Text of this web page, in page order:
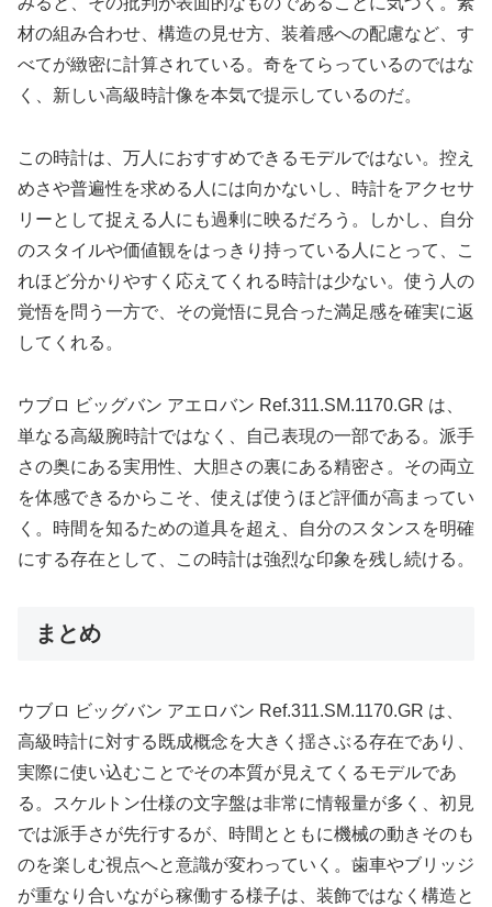
材の組み合わせ、構造の見せ方、装着感への配慮など、す
べてが緻密に計算されている。奇をてらっているのではな
く、新しい高級時計像を本気で提示しているのだ。
この時計は、万人におすすめできるモデルではない。控え
めさや普遍性を求める人には向かないし、時計をアクセサ
リーとして捉える人にも過剰に映るだろう。しかし、自分
のスタイルや価値観をはっきり持っている人にとって、こ
れほど分かりやすく応えてくれる時計は少ない。使う人の
覚悟を問う一方で、その覚悟に見合った満足感を確実に返
してくれる。
ウブロ ビッグバン アエロバン Ref.311.SM.1170.GR は、
単なる高級腕時計ではなく、自己表現の一部である。派手
さの奥にある実用性、大胆さの裏にある精密さ。その両立
を体感できるからこそ、使えば使うほど評価が高まってい
く。時間を知るための道具を超え、自分のスタンスを明確
にする存在として、この時計は強烈な印象を残し続ける。
まとめ
ウブロ ビッグバン アエロバン Ref.311.SM.1170.GR は、
高級時計に対する既成概念を大きく揺さぶる存在であり、
実際に使い込むことでその本質が見えてくるモデルであ
る。スケルトン仕様の文字盤は非常に情報量が多く、初見
では派手さが先行するが、時間とともに機械の動きそのも
のを楽しむ視点へと意識が変わっていく。歯車やブリッジ
が重なり合いながら稼働する様子は、装飾ではなく構造と